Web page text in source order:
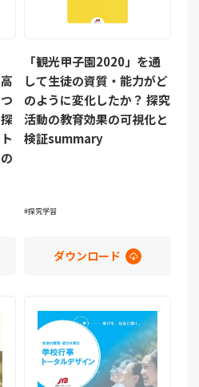
「観光甲子園2020」を通
して生徒の資質・能力がど
のように変化したか？ 探究
活動の教育効果の可視化と
検証summary
探究学習
ダウンロード